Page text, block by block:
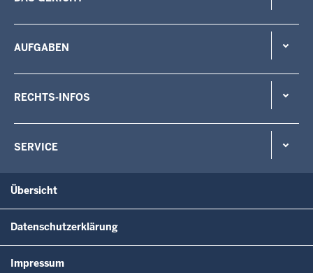
AUFGABEN
RECHTS-INFOS
SERVICE
Übersicht
Datenschutzerklärung
Impressum